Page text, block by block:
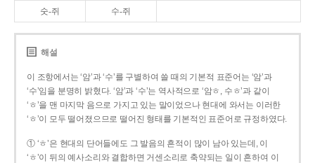
숫-쥐 수-쥐
해설
이 조항에서는 ‘암’과 ‘수’를 구별하여 쓸 때의 기본적 표준어는 ‘암’과
‘수’임을 분명히 밝혔다. ‘암’과 ‘수’는 역사적으로 ‘암ㅎ, 수ㅎ’과 같이
‘ㅎ’을 맨 마지막 음으로 가지고 있는 말이었으나 현대에 와서는 이러한
‘ㅎ’이 모두 떨어졌으므로 떨어진 형태를 기본적인 표준어로 규정하였다.
① ‘ㅎ’은 현대의 단어들에도 그 발음의 흔적이 많이 남아 있는데, 이
‘ㅎ’이 뒤의 예사소리와 결합하면 거센소리로 축약되는 일이 흔하여 이